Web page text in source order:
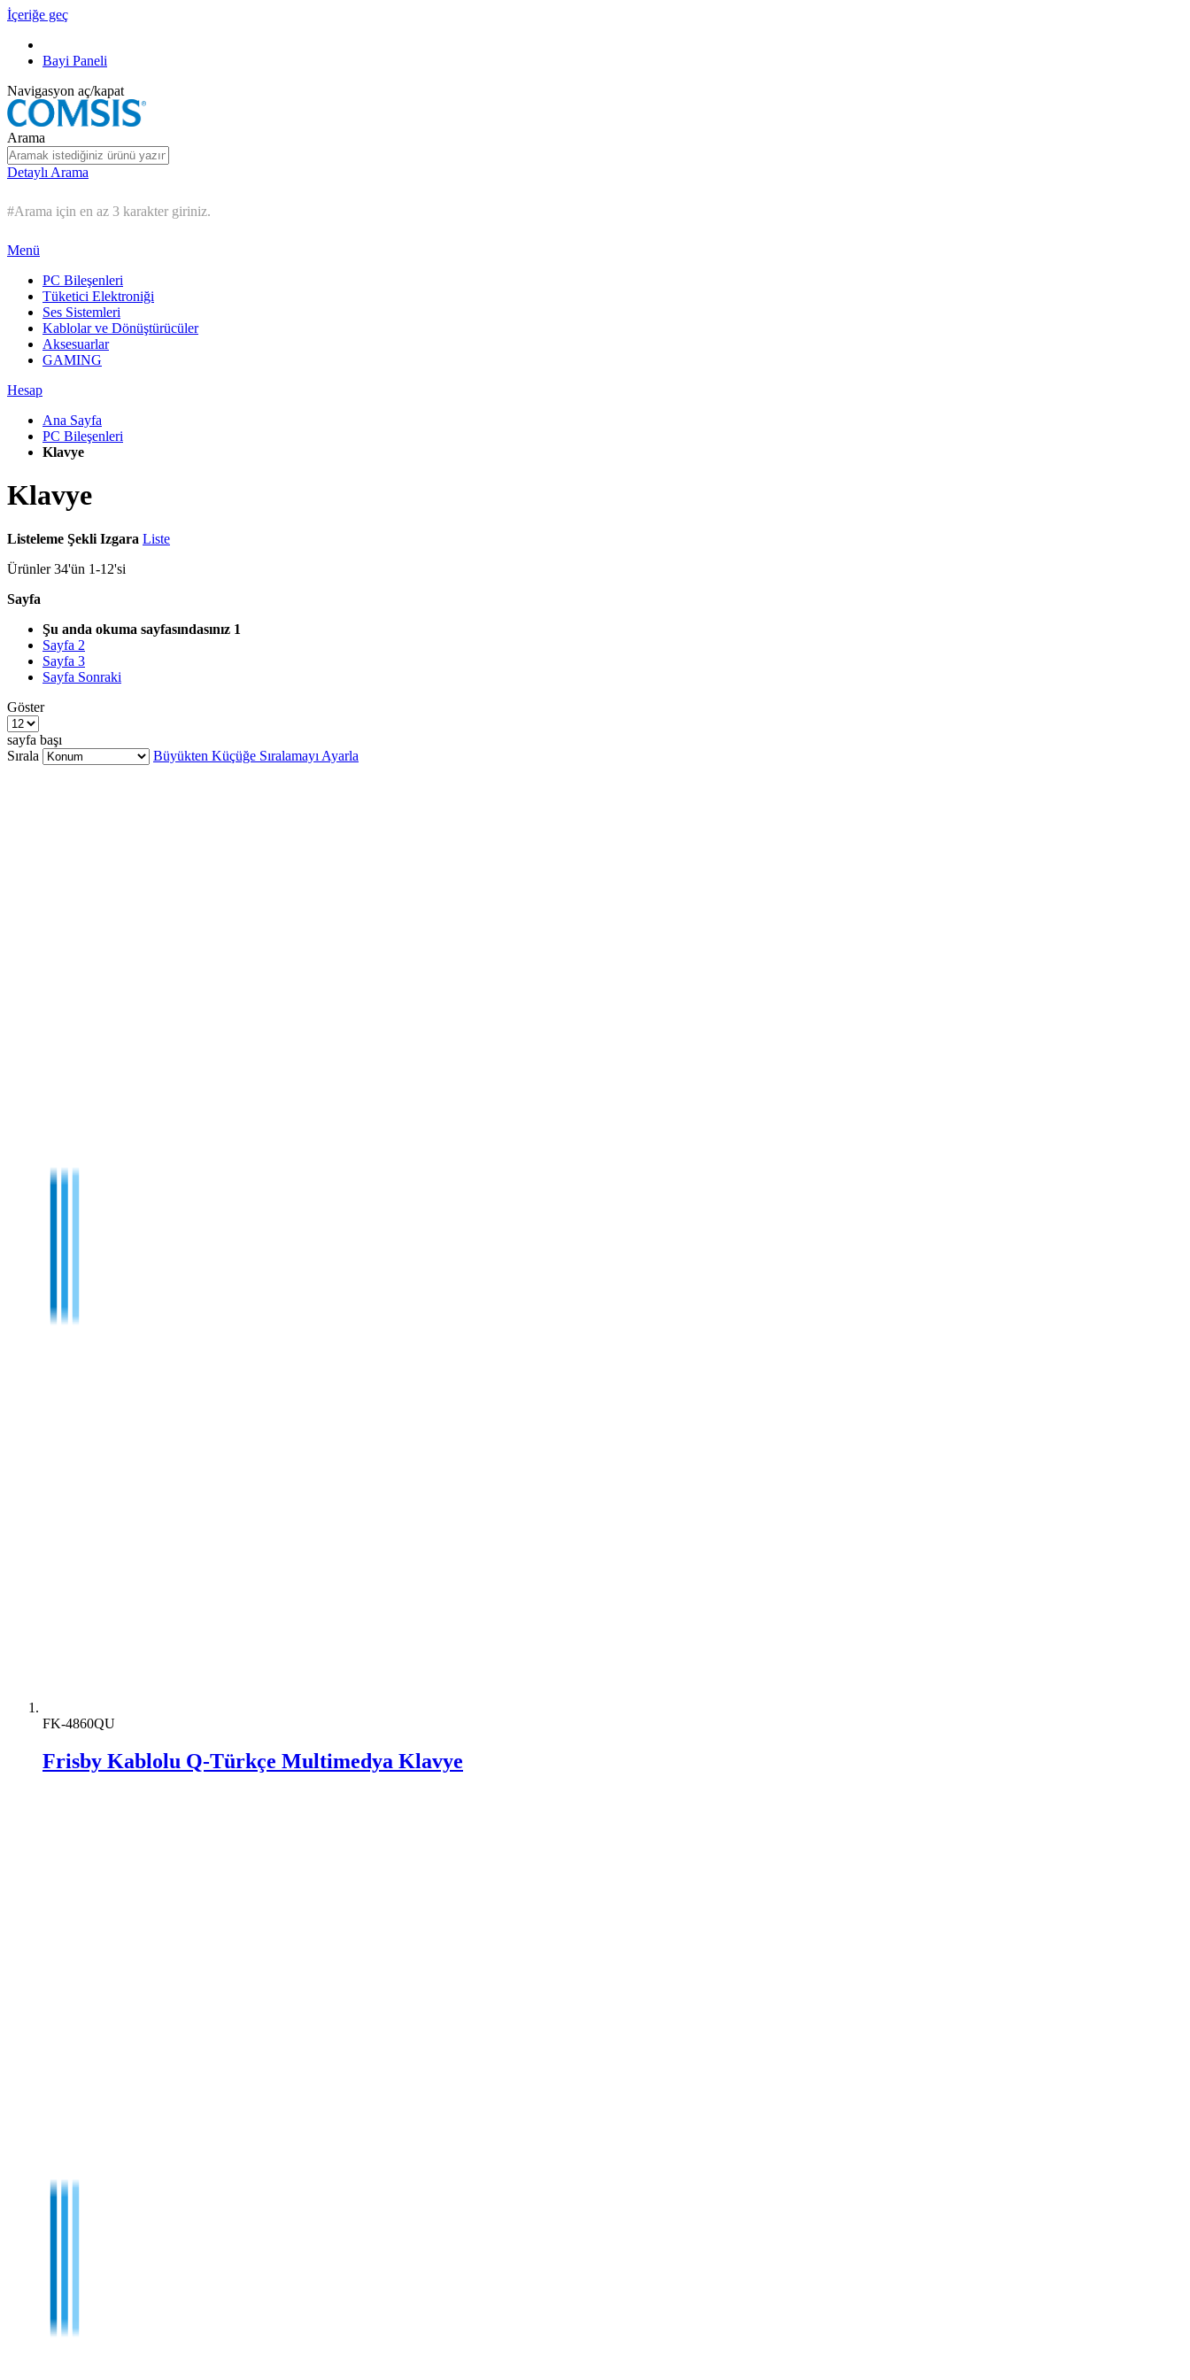
İçeriğe geç
Bayi Paneli
Navigasyon aç/kapat
Arama
Detaylı Arama
#Arama için en az 3 karakter giriniz.
Menü
PC Bileşenleri
Tüketici Elektroniği
Ses Sistemleri
Kablolar ve Dönüştürücüler
Aksesuarlar
GAMING
Hesap
Ana Sayfa
PC Bileşenleri
Klavye
Klavye
Listeleme Şekli Izgara Liste
Ürünler34'ün 1-12'si
Sayfa
Şu anda okuma sayfasındasınız 1
Sayfa 2
Sayfa 3
Sayfa Sonraki
Göster
sayfa başı
Sırala
Büyükten Küçüğe Sıralamayı Ayarla
FK-4860QU
Frisby Kablolu Q-Türkçe Multimedya Klavye